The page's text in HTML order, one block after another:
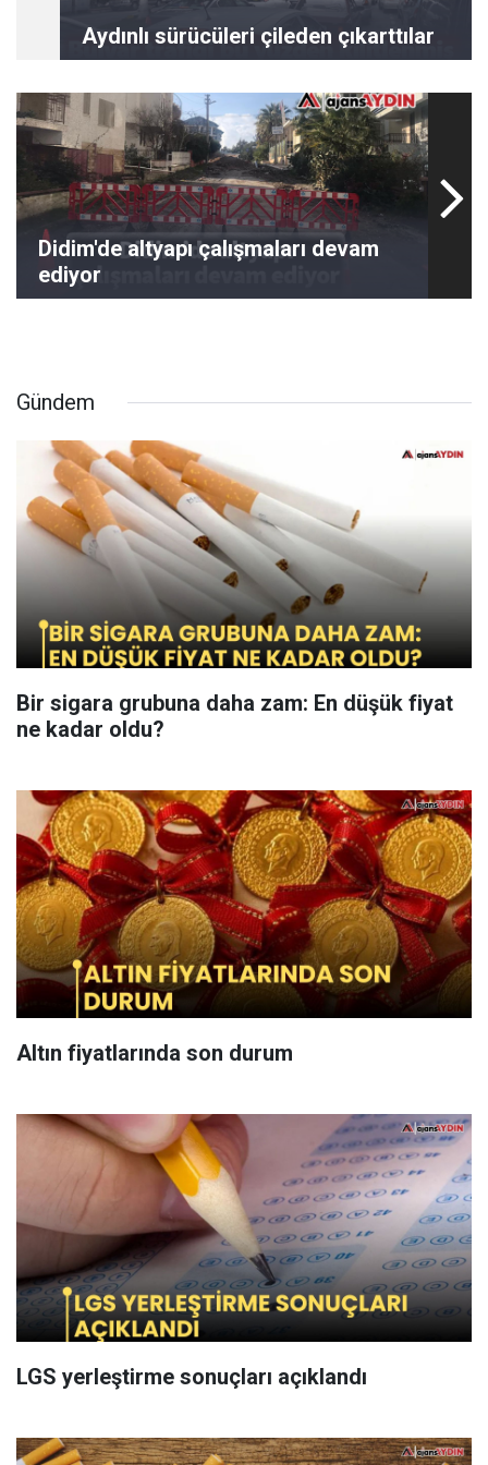
Aydınlı sürücüleri çileden çıkarttılar
Didim'de altyapı çalışmaları devam
ediyor
Gündem
Bir sigara grubuna daha zam: En düşük fiyat
ne kadar oldu?
Altın fiyatlarında son durum
LGS yerleştirme sonuçları açıklandı